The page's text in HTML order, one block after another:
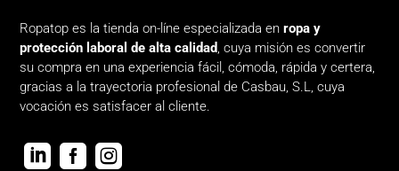
Ropatop es la tienda on-líne especializada enropa y
protección laboral de alta calidad, cuya misión es convertir
su compra en una experiencia fácil, cómoda, rápida y certera,
gracias a la trayectoria profesional de Casbau, S.L, cuya
vocación es satisfacer al cliente.
  